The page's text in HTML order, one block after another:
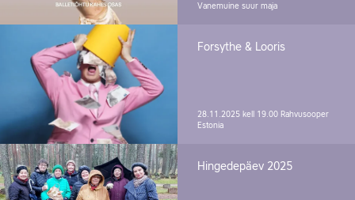
Vanemuine suur maja
Forsythe & Looris
28.11.2025 kell 19.00 Rahvusooper
Estonia
Hingedepäev 2025